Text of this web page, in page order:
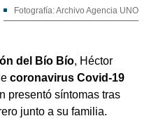
Fotografía: Archivo Agencia UNO
del Bío Bío, Héctor
coronavirus Covid-19
presentó síntomas tras
junto a su familia.